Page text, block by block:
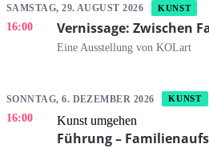
SAMSTAG, 29. AUGUST 2026 KUNST
16:00 Vernissage: Zwischen
Eine Ausstellung von KOLart
SONNTAG, 6. DEZEMBER 2026 KUNST
16:00 Kunst umgehen
Führung –